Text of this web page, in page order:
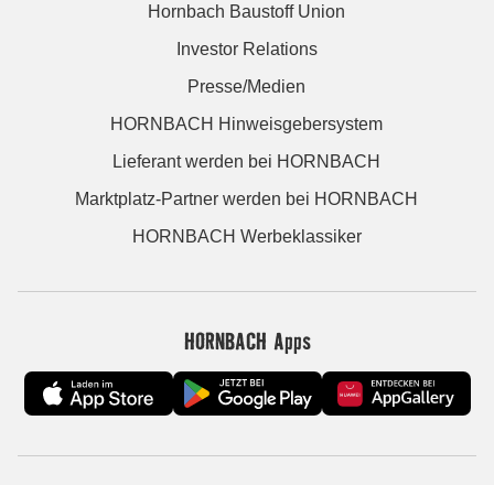
Hornbach Baustoff Union
Investor Relations
Presse/Medien
HORNBACH Hinweisgebersystem
Lieferant werden bei HORNBACH
Marktplatz-Partner werden bei HORNBACH
HORNBACH Werbeklassiker
HORNBACH Apps